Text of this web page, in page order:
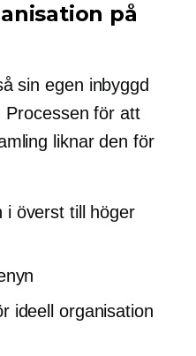
på
sin egen inbyggd
Processen för att
liknar den för
i överst till höger
ideell organisation